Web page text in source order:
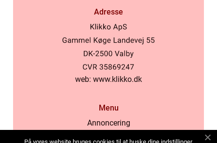
Adresse
web: www.klikko.dk
Menu
Annoncering